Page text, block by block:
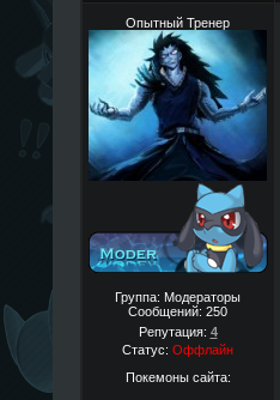
Опытный Тренер
Группа: Модераторы
Сообщений: 250
Репутация: 4
Статус: Оффлайн
Покемоны сайта: